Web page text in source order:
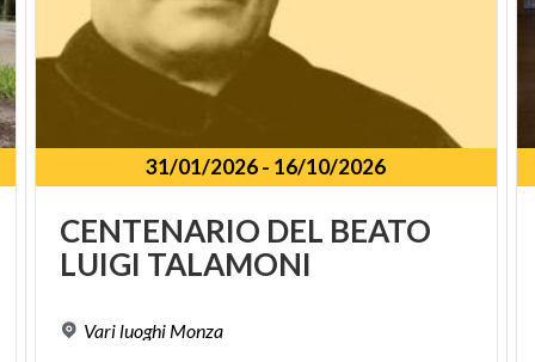
31/01/2026- 16/10/2026
CENTENARIO DEL BEATO
LUIGI TALAMONI
Vari luoghi Monza